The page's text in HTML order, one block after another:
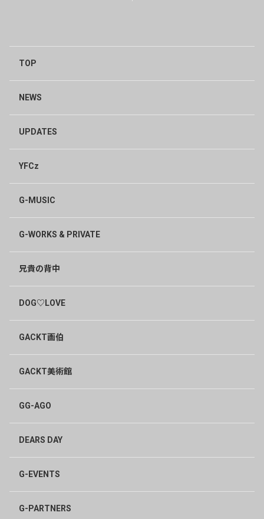
TOP
NEWS
UPDATES
YFCz
G-MUSIC
G-WORKS & PRIVATE
兄貴の背中
DOG♡LOVE
GACKT画伯
GACKT美術館
GG-AGO
DEARS DAY
G-EVENTS
G-PARTNERS